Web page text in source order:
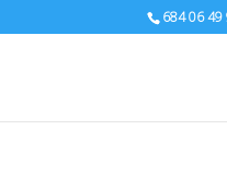
684 06 49